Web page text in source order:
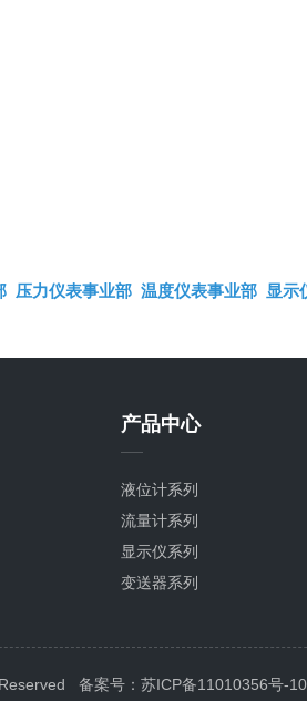
压力仪表事业部 温度仪表事业部 显示
产品中心
液位计系列
流量计系列
显示仪系列
变送器系列
温度计系列
校验仪系列
备案号：苏ICP备11010356号-10